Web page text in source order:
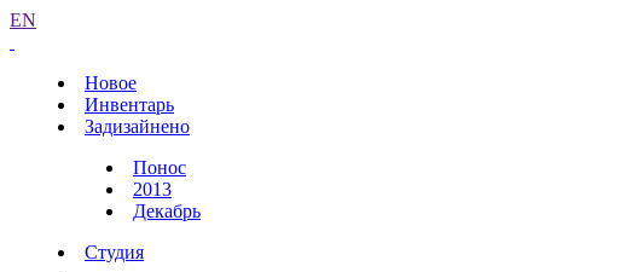
EN
Новое
Инвентарь
Задизайнено
Понос
2013
Декабрь
Студия